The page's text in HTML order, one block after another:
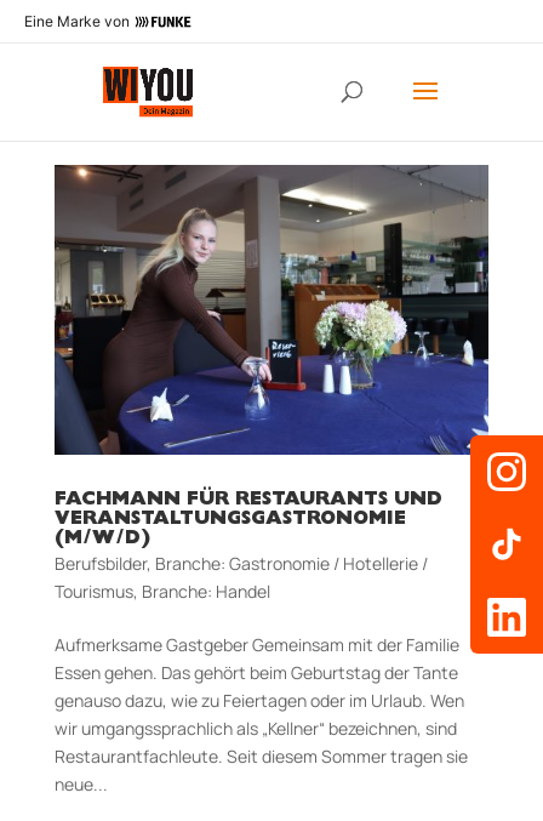
Eine Marke von
FACHMANN FÜR RESTAURANTS UND
VERANSTALTUNGSGASTRONOMIE
(M/W/D)
Berufsbilder, Branche: Gastronomie / Hotellerie /
Tourismus, Branche: Handel
Aufmerksame Gastgeber Gemeinsam mit der Familie
Essen gehen. Das gehört beim Geburtstag der Tante
genauso dazu, wie zu Feiertagen oder im Urlaub. Wen
wir umgangssprachlich als „Kellner“ bezeichnen, sind
Restaurantfachleute. Seit diesem Sommer tragen sie
neue...